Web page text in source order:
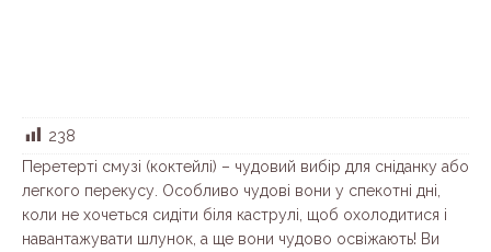
238
Перетерті смузі (коктейлі) – чудовий вибір для сніданку або
легкого перекусу. Особливо чудові вони у спекотні дні,
коли не хочеться сидіти біля каструлі, щоб охолодитися і
навантажувати шлунок, а ще вони чудово освіжають! Ви